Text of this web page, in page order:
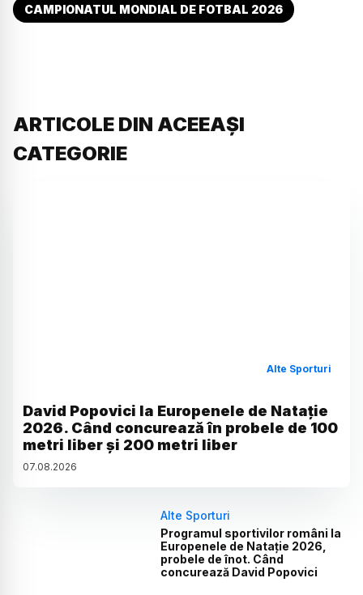
CAMPIONATUL MONDIAL DE FOTBAL 2026
ARTICOLE DIN ACEEAȘI
CATEGORIE
Alte Sporturi
David Popovici la Europenele de Natație
2026. Când concurează în probele de 100
metri liber și 200 metri liber
07.08.2026
Alte Sporturi
Programul sportivilor români la
Europenele de Natație 2026,
probele de înot. Când
concurează David Popovici